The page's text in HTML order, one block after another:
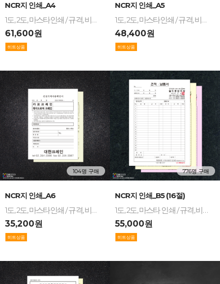
NCR지 인쇄_A4
1도, 2도, 마스타인쇄 / 규격, 비규격 / A4 인쇄 / NCR 용지 계약서, 처방전, 발주서, 작업지시서, 신청서, 견적서, 확인서 등 제작
61,600원
NCR지 인쇄_A5
1도, 2도, 마스타인쇄 / 규격, 비규격 / A5 인쇄 / NCR지 주문서, 건설기계임대차 표준계약서, 처방전, 작업일보, 발주서, 오더지 등 제작
48,400원
104명 구매
NCR지 인쇄_A6
1도, 2도, 마스타인쇄 / 규격, 비규격 / A6 인쇄 / NCR지 영수증, 확인증, 발주서, 오더지, 접수증 등 제작
35,200원
776명 구매
NCR지 인쇄_B5 (16절)
1도, 2도, 마스타 인쇄 / 규격, 비규격 / 16절 / NCR지 견적서, 발주서, 계약서, 처방전, 신청서, 확인서, 작업지시서 등 제작
55,000원